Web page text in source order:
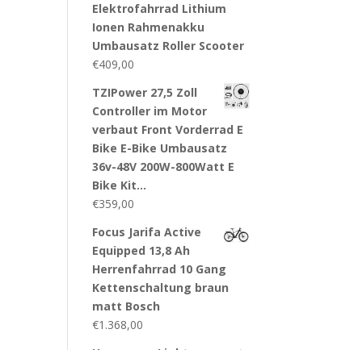
Elektrofahrrad Lithium
Ionen Rahmenakku
Umbausatz Roller Scooter
€409,00
TZIPower 27,5 Zoll
Controller im Motor
verbaut Front Vorderrad E
Bike E-Bike Umbausatz
36v-48V 200W-800Watt E
Bike Kit…
€359,00
Focus Jarifa Active
Equipped 13,8 Ah
Herrenfahrrad 10 Gang
Kettenschaltung braun
matt Bosch
€1.368,00